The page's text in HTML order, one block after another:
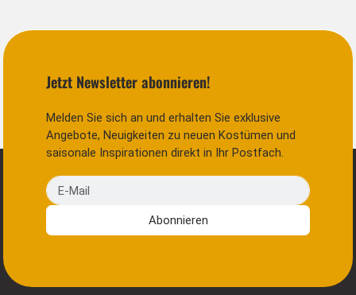
Jetzt Newsletter abonnieren!
Melden Sie sich an und erhalten Sie exklusive
Angebote, Neuigkeiten zu neuen Kostümen und
saisonale Inspirationen direkt in Ihr Postfach.
E-Mail
Abonnieren